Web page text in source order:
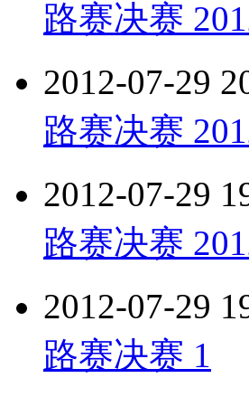
路赛决赛
2012-07-29
路赛决赛
2012-07-29
路赛决赛
2012-07-29
路赛决赛 1